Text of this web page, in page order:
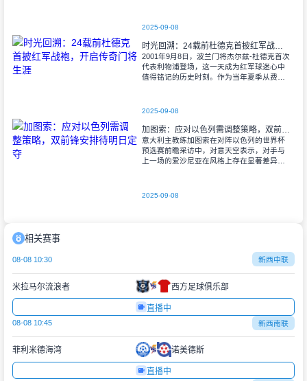
2025-09-08
时光回溯：24载前杜德克首披红军战袍，开启传奇门将生涯
2001年9月8日，波兰门将杰尔兹-杜德克首次
代表利物浦登场，这一天成为红军球迷心中
值得铭记的历史时刻。作为当年夏季从费耶
2025-09-08
加图索：应对以色列需调整策略，双前锋安排待明日定夺
意大利主教练加图索在对阵以色列的世界杯
预选赛前瞻采访中，对意天空表示，对手与
上一场的爱沙尼亚在风格上存在显著差异。
出色的
2025-09-08
相关赛事
08-08 10:30 新西中联
米拉马尔流浪者 西方足球俱乐部
直播中
08-08 10:45 新西南联
菲利米德海湾 诺美德斯
直播中